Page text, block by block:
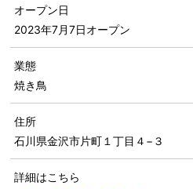
オープン日
2023年7月7日オープン
業態
焼き鳥
住所
石川県金沢市片町１丁目４−３
詳細はこちら